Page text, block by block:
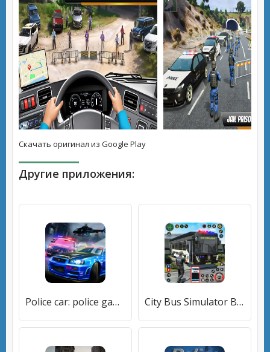
Скачать оригинал из Google Play
Другие приложения:
Police car: police games [МОД Много денег] APK Android City Bus Simulator Bus Game 3D (Полицейский автобус симулятор) [МОД Premium] APK Android